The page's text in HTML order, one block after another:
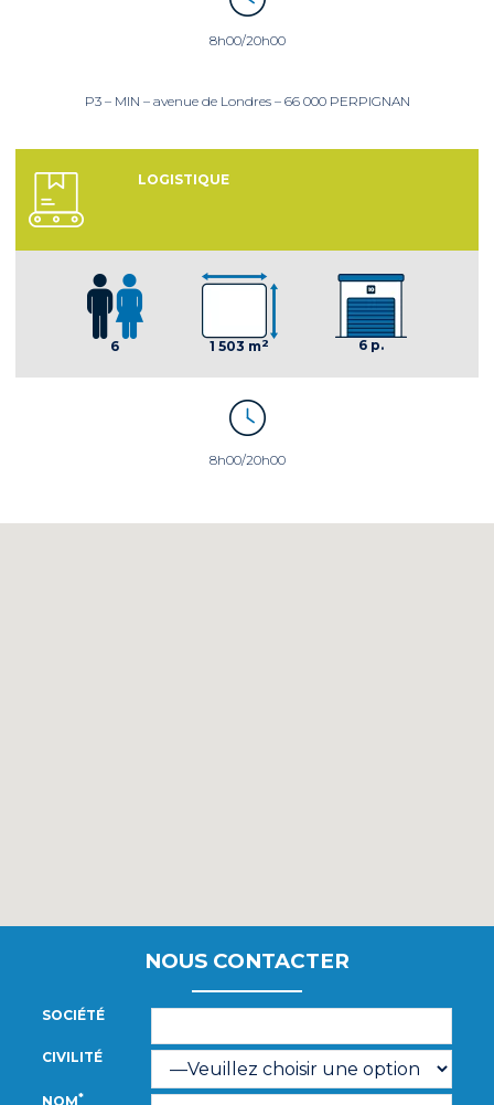
8h00/20h00
P3 – MIN – avenue de Londres – 66 000 PERPIGNAN
6 1 503 m2 6 p.
LOGISTIQUE
8h00/20h00
NOUS CONTACTER
SOCIÉTÉ
CIVILITÉ
NOM*